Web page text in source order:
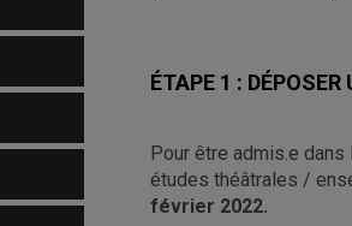
ÉTAPE 1 : DÉPOSER
Pour être admis.e dans
études théâtrales /
février 2022.